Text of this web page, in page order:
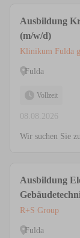
Ausbildung
(m/w/d)
Klinikum Fulda
Fulda
Vollzeit
08.08.2026
Wir suchen Sie
Ausbildung
R+S Group
Fulda